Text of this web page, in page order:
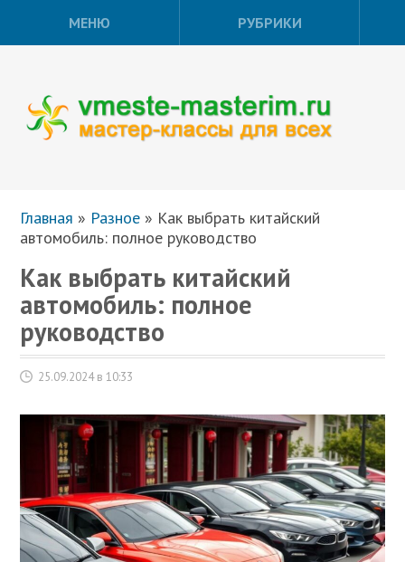
МЕНЮ РУБРИКИ
Главная » Разное » Как выбрать китайский
автомобиль: полное руководство
Как выбрать китайский
автомобиль: полное
руководство
25.09.2024 в 10:33